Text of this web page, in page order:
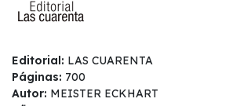
Editorial: LAS CUARENTA
Páginas: 700
Autor: MEISTER ECKHART